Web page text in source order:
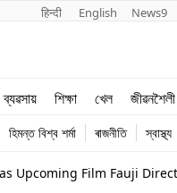
हिन्दी English News9
ব্যৱসায় শিক্ষা খেল জীৱনশৈলী
হিমন্ত বিশ্ব শৰ্মা ৰাজনীতি স্বাস্থ্য
Upcoming Film Fauji